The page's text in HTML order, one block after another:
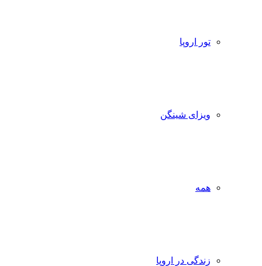
تور اروپا
ویزای شینگن
همه
زندگی در اروپا